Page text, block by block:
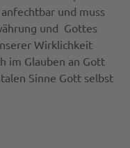
und muss
und Gottes
Wirklichkeit
im Glauben an Gott
Sinne Gott selbst